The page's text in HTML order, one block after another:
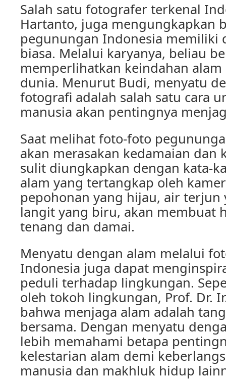
Salah satu fotografer terkenal
Hartanto, juga mengungkapkan
pegunungan Indonesia memiliki
biasa. Melalui karyanya, beliau
memperlihatkan keindahan
dunia. Menurut Budi, menyatu
fotografi adalah salah satu cara
manusia akan pentingnya
Saat melihat foto-foto
akan merasakan kedamaian dan
sulit diungkapkan dengan kata-
alam yang tertangkap oleh
pepohonan yang hijau, air terjun
langit yang biru, akan membuat
tenang dan damai.
Menyatu dengan alam melalui
Indonesia juga dapat
peduli terhadap lingkungan.
oleh tokoh lingkungan, Prof. Dr.
bahwa menjaga alam adalah
bersama. Dengan menyatu
lebih memahami betapa
kelestarian alam demi
manusia dan makhluk hidup